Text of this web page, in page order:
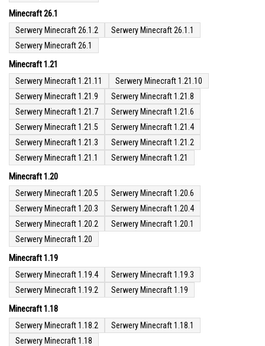
Minecraft 26.1
Serwery Minecraft 26.1.2
Serwery Minecraft 26.1.1
Serwery Minecraft 26.1
Minecraft 1.21
Serwery Minecraft 1.21.11
Serwery Minecraft 1.21.10
Serwery Minecraft 1.21.9
Serwery Minecraft 1.21.8
Serwery Minecraft 1.21.7
Serwery Minecraft 1.21.6
Serwery Minecraft 1.21.5
Serwery Minecraft 1.21.4
Serwery Minecraft 1.21.3
Serwery Minecraft 1.21.2
Serwery Minecraft 1.21.1
Serwery Minecraft 1.21
Minecraft 1.20
Serwery Minecraft 1.20.5
Serwery Minecraft 1.20.6
Serwery Minecraft 1.20.3
Serwery Minecraft 1.20.4
Serwery Minecraft 1.20.2
Serwery Minecraft 1.20.1
Serwery Minecraft 1.20
Minecraft 1.19
Serwery Minecraft 1.19.4
Serwery Minecraft 1.19.3
Serwery Minecraft 1.19.2
Serwery Minecraft 1.19
Minecraft 1.18
Serwery Minecraft 1.18.2
Serwery Minecraft 1.18.1
Serwery Minecraft 1.18